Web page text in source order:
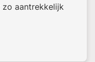
aantrekkelijk